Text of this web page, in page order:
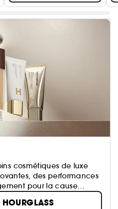
cosmétiques de luxe
des performances
pour la cause